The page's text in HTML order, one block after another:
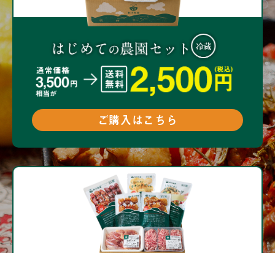
ご購入はこちら